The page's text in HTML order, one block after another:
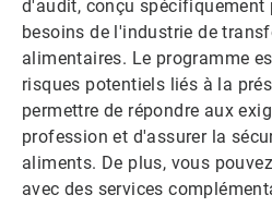
d'audit, conçu spécifiquement
besoins de l'industrie de
alimentaires. Le programme
risques potentiels liés à la
permettre de répondre aux
profession et d'assurer la
aliments. De plus, vous
avec des services